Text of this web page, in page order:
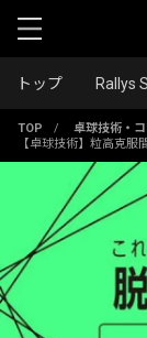
トップ Rallys
TOP / 卓球技術・
【卓球技術】粒高克